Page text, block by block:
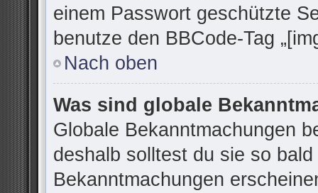
einem Passwort geschützte
benutze den BBCode-Tag
Nach oben
Was sind globale
Globale Bekanntmachungen
deshalb solltest du sie so
Bekanntmachungen